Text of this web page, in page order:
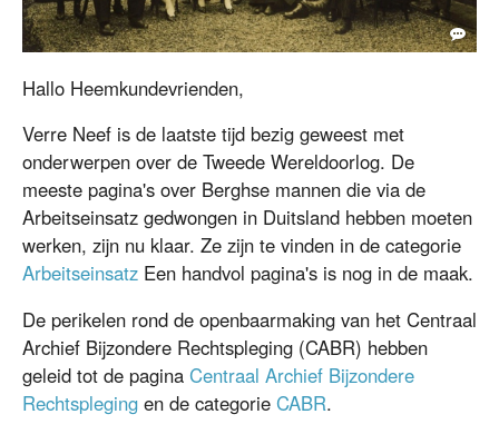
Tervoert uit Gendringen op huize De Steeg 1925 Zittend v.l.n.r:
van Angeren en Peter Meisters Staand v.l.n.r.: Anna Meurs, Trui
Meisters, Onbekend, Onbekend, Karl Pospeschil, Nol van der
Heijden, Marie Hendriksen Onbekend, Onbekend, Kapelaan Mets
en Willem van der Heijden
Hallo Heemkundevrienden,
Verre Neef is de laatste tijd bezig geweest met
onderwerpen over de Tweede Wereldoorlog. De
meeste pagina's over Berghse mannen die via de
Arbeitseinsatz gedwongen in Duitsland hebben moeten
werken, zijn nu klaar. Ze zijn te vinden in de categorie
Arbeitseinsatz Een handvol pagina's is nog in de maak.
De perikelen rond de openbaarmaking van het Centraal
Archief Bijzondere Rechtspleging (CABR) hebben
geleid tot de pagina Centraal Archief Bijzondere
Rechtspleging en de categorie CABR.